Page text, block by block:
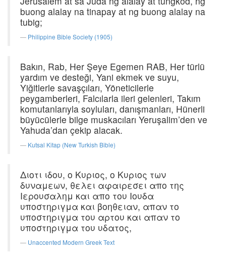
buong alalay na tinapay at ng buong alalay na
tubig;
Philippine Bible Society (1905)
Bakın, Rab, Her Şeye Egemen RAB, Her türlü
yardım ve desteği, Yani ekmek ve suyu,
Yiğitlerle savaşçıları, Yöneticilerle
peygamberleri, Falcılarla ileri gelenleri, Takım
komutanlarıyla soyluları, danışmanları, Hünerli
büyücülerle bilge muskacıları Yeruşalim’den ve
Yahuda’dan çekip alacak.
Kutsal Kitap (New Turkish Bible)
Διοτι ιδου, ο Κυριος, ο Κυριος των
δυναμεων, θελει αφαιρεσει απο της
Ιερουσαλημ και απο του Ιουδα
υποστηριγμα και βοηθειαν, απαν το
υποστηριγμα του αρτου και απαν το
υποστηριγμα του υδατος,
Unaccented Modern Greek Text